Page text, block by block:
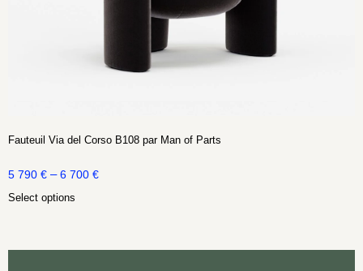
Fauteuil Via del Corso B108 par Man of Parts
5 790 € – 6 700 €
Select options